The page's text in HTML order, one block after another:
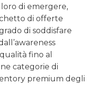
di emergere,
di offerte
di soddisfare
fino al
categorie di
premium degli